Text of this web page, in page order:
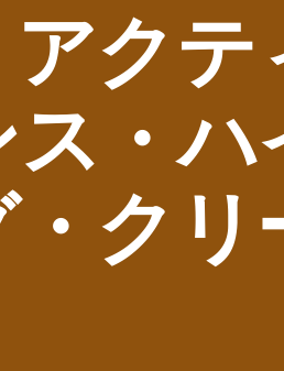
クテ
・ハ
クリ